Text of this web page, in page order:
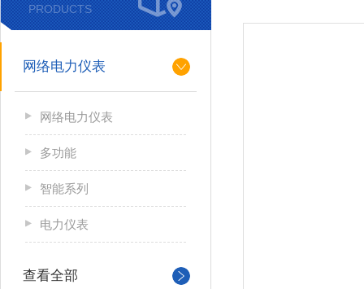
PRODUCTS
网络电力仪表
网络电力仪表
多功能
智能系列
电力仪表
查看全部